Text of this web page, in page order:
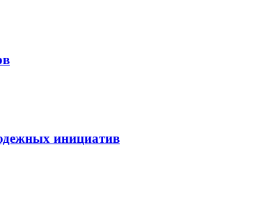
инициатив